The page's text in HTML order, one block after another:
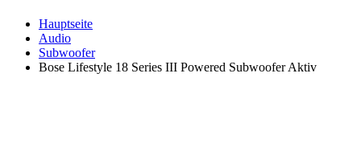
Hauptseite
Audio
Subwoofer
Bose Lifestyle 18 Series III Powered Subwoofer Aktiv